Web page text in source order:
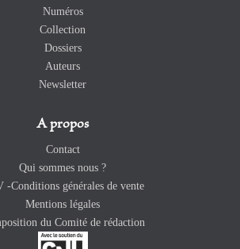
Numéros
Collection
Dossiers
Auteurs
Newsletter
A propos
Contact
Qui sommes nous ?
-Conditions générales de vente
Mentions légales
du Comité de rédaction